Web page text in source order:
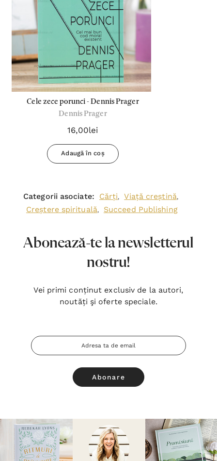
Cele zece porunci - Dennis Prager
Dennis Prager
16,00lei
Adaugă în coș
Categorii asociate: Cărți, Viață creștină,
Creștere spirituală, Succeed Publishing
Abonează-te la newsletterul
nostru!
Vei primi conținut exclusiv de la autori,
noutăți şi oferte speciale.
Adresa
Email